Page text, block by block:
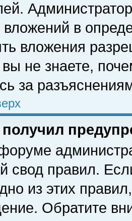
вложений в
вложения
не знаете,
за
свод правил.
из этих
Обратите